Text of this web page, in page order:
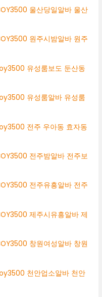
울산당일알바 울산
원주시밤알바 원주
유성룸보도 둔산동
유성룸알바 유성룸
전주 우아동 효자동
전주밤알바 전주보
전주유흥알바 전주
제주시유흥알바 제
창원여성알바 창원
천안업소알바 천안